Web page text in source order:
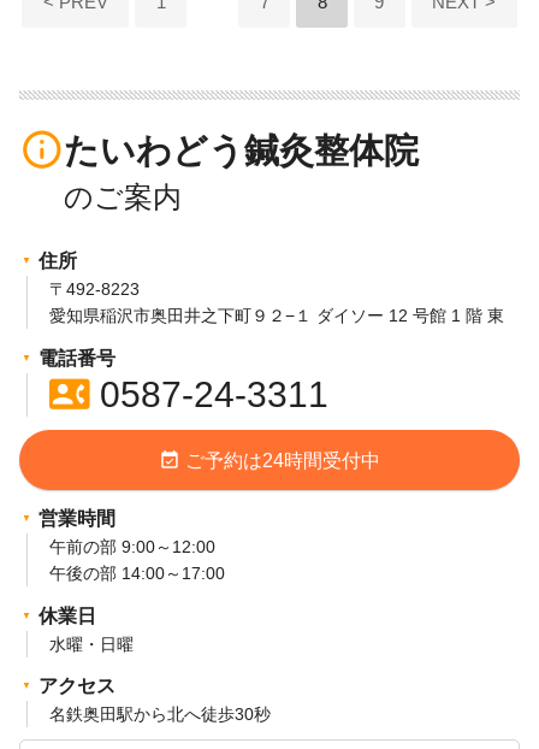
ペ
ー
送
info_outlineたいわどう鍼灸整体院
住所
〒492-8223
愛知県稲沢市奥田井之下町９２−１ ダイソー 12 号館 1 階 東
電話番号
contact_phone0587-24-3311
event_available ご予約は24時間受付中
営業時間
午前の部 9:00～12:00
午後の部 14:00～17:00
休業日
水曜・日曜
アクセス
名鉄奥田駅から北へ徒歩30秒